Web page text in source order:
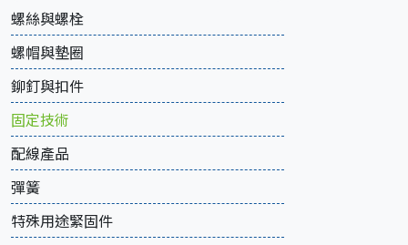
螺絲與螺栓
螺帽與墊圈
鉚釘與扣件
固定技術
配線產品
彈簧
特殊用途緊固件